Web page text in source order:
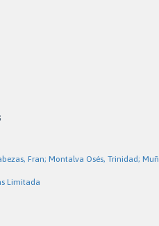
Fran; Montalva Osés, Trinidad;
Limitada